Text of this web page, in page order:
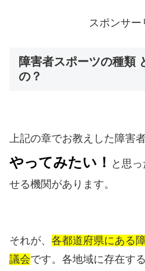
スポンサー
障害者スポーツの種類
の？
上記の章でお教えした障害
やってみたい！ と思
せる機関があります。
それが、 各都道府県にある
議会です。各地域に存在す